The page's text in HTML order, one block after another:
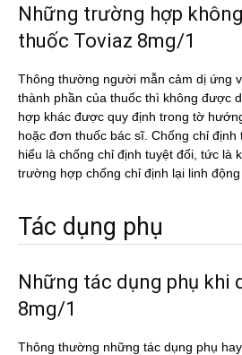
Những trường hợp
thuốc Toviaz 8mg/1
Thông thường người mẫn cảm dị ứng
thành phần của thuốc thì không được
hợp khác được quy định trong tờ
hoặc đơn thuốc bác sĩ. Chống chỉ định
hiểu là chống chỉ định tuyệt đối, tức là
trường hợp chống chỉ định lại linh
Tác dụng phụ
Những tác dụng phụ khi
8mg/1
Thông thường những tác dụng phụ